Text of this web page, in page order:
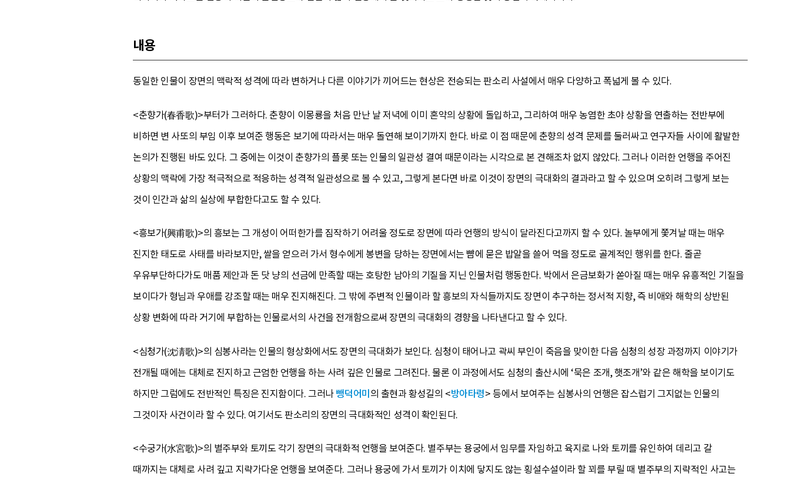
내용
동일한 인물이 장면의 맥락적 성격에 따라 변하거나 다른 이야기가 끼어드는 현상은 전승되는 판소리 사설에서 매우 다양하고 폭넓게 볼 수 있다.
<춘향가(春香歌)>부터가 그러하다. 춘향이 이몽룡을 처음 만난 날 저녁에 이미 혼약의 상황에 돌입하고, 그리하여 매우 농염한 초야 상황을 연출하는 전반부에
비하면 변 사또의 부임 이후 보여준 행동은 보기에 따라서는 매우 돌연해 보이기까지 한다. 바로 이 점 때문에 춘향의 성격 문제를 둘러싸고 연구자들 사이에 활발한
논의가 진행된 바도 있다. 그 중에는 이것이 춘향가의 플롯 또는 인물의 일관성 결여 때문이라는 시각으로 본 견해조차 없지 않았다. 그러나 이러한 언행을 주어진
상황의 맥락에 가장 적극적으로 적응하는 성격적 일관성으로 볼 수 있고, 그렇게 본다면 바로 이것이 장면의 극대화의 결과라고 할 수 있으며 오히려 그렇게 보는
것이 인간과 삶의 실상에 부합한다고도 할 수 있다.
<흥보가(興甫歌)>의 흥보는 그 개성이 어떠한가를 짐작하기 어려울 정도로 장면에 따라 언행의 방식이 달라진다고까지 할 수 있다. 놀부에게 쫓겨날 때는 매우
진지한 태도로 사태를 바라보지만, 쌀을 얻으러 가서 형수에게 봉변을 당하는 장면에서는 뺨에 묻은 밥알을 쓸어 먹을 정도로 골계적인 행위를 한다. 줄곧
우유부단하다가도 매품 제안과 돈 닷 냥의 선금에 만족할 때는 호탕한 남아의 기질을 지닌 인물처럼 행동한다. 박에서 은금보화가 쏟아질 때는 매우 유흥적인 기질을
보이다가 형님과 우애를 강조할 때는 매우 진지해진다. 그 밖에 주변적 인물이라 할 흥보의 자식들까지도 장면이 추구하는 정서적 지향, 즉 비애와 해학의 상반된
상황 변화에 따라 거기에 부합하는 인물로서의 사건을 전개함으로써 장면의 극대화의 경향을 나타낸다고 할 수 있다.
<심청가(沈淸歌)>의 심봉사라는 인물의 형상화에서도 장면의 극대화가 보인다. 심청이 태어나고 곽씨 부인이 죽음을 맞이한 다음 심청의 성장 과정까지 이야기가
전개될 때에는 대체로 진지하고 근엄한 언행을 하는 사려 깊은 인물로 그려진다. 물론 이 과정에서도 심청의 출산시에 ‘묵은 조개, 햇조개’와 같은 해학을 보이기도
하지만 그럼에도 전반적인 특징은 진지함이다. 그러나뺑덕어미의 출현과 황성길의 <방아타령> 등에서 보여주는 심봉사의 언행은 잡스럽기 그지없는 인물의
그것이자 사건이라 할 수 있다. 여기서도 판소리의 장면의 극대화적인 성격이 확인된다.
<수궁가(水宮歌)>의 별주부와 토끼도 각기 장면의 극대화적 언행을 보여준다. 별주부는 용궁에서 임무를 자임하고 육지로 나와 토끼를 유인하여 데리고 갈
때까지는 대체로 사려 깊고 지략가다운 언행을 보여준다. 그러나 용궁에 가서 토끼가 이치에 닿지도 않는 횡설수설이라 할 꾀를 부릴 때 별주부의 지략적인 사고는